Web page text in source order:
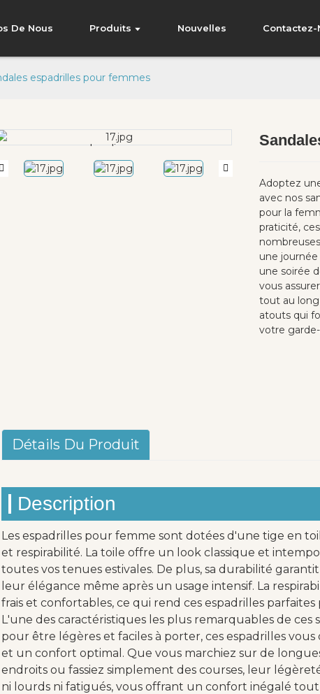
De Nous Produits Nouvelles Contactez-
espadrilles pour femmes
Loading...
Loading...
Adoptez
avec nos
pour la
praticité,
une
une soirée
vous
tout au
atouts qui
votre
Détails Du Produit
Description
Les espadrilles pour femme sont dotées d'une tige en
et respirabilité. La toile offre un look classique et
toutes vos tenues estivales. De plus, sa durabilité
leur élégance même après un usage intensif. La
frais et confortables, ce qui rend ces espadrilles
L'une des caractéristiques les plus remarquables de ces
pour être légères et faciles à porter, ces espadrilles
et un confort optimal. Que vous marchiez sur de
endroits ou fassiez simplement des courses, leur
ni lourds ni fatigués, vous offrant un confort inégalé